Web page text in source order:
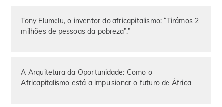
Tony Elumelu, o inventor do africapitalismo: “Tirámos 2
milhões de pessoas da pobreza”.”
A Arquitetura da Oportunidade: Como o
Africapitalismo está a impulsionar o futuro de África